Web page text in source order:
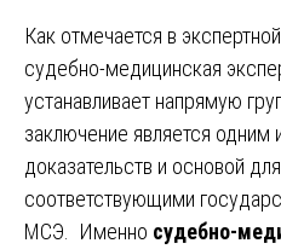
Как отмечается в
судебно-медицинская
устанавливает напрямую
заключение является одним
доказательств и основой
соответствующими
МСЭ. Именно судебно-